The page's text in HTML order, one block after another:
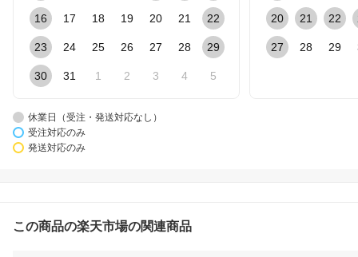
16 17 18 19 20 21 22
23 24 25 26 27 28 29
30 31 1 2 3 4 5
20 21 22
27 28 29
休業日（受注・発送対応なし）
受注対応のみ
発送対応のみ
この商品の楽天市場の関連商品